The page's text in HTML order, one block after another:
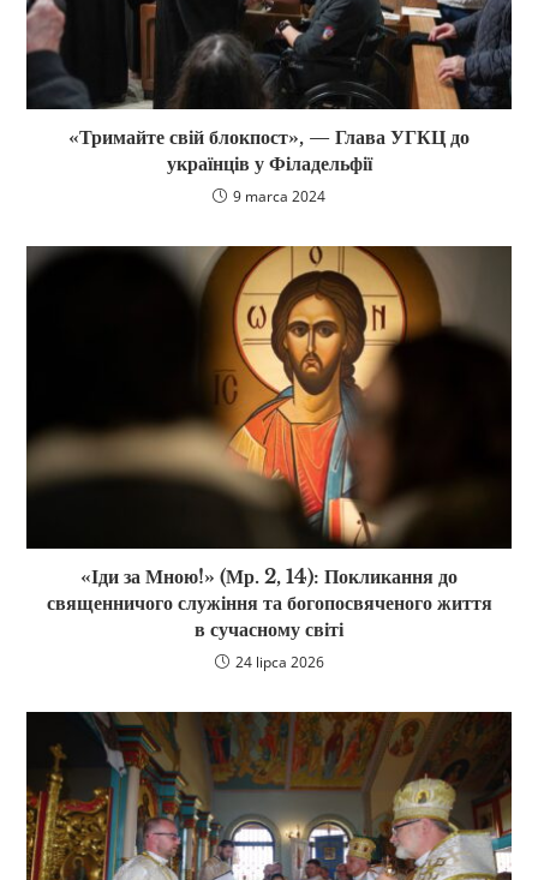
«Тримайте свій блокпост», — Глава УГКЦ до
українців у Філадельфії
9 marca 2024
«Іди за Мною!» (Мр. 2, 14): Покликання до
священничого служіння та богопосвяченого життя
в сучасному світі
24 lipca 2026